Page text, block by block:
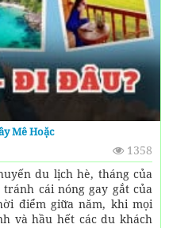
Mê Hoặc
1358
du lịch hè, tháng của
cái nóng gay gắt của
điểm giữa năm, khi mọi
và hầu hết các du khách